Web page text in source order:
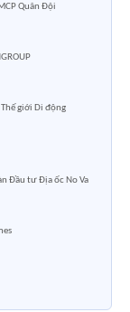
Quân Đội
giới Di động
Đầu tư Địa ốc No Va